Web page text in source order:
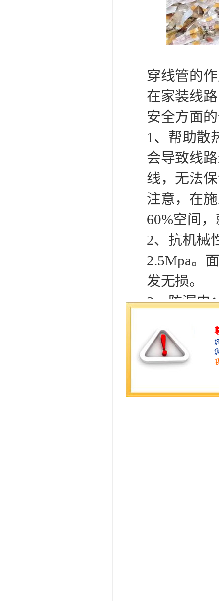
穿线管的
在家装线
安全方面
1、帮助散
会导致线
线，无法
注意，在
60%空间
2、抗机械
2.5Mpa。
发无损。
3、防漏电
线管内的
减缓危险